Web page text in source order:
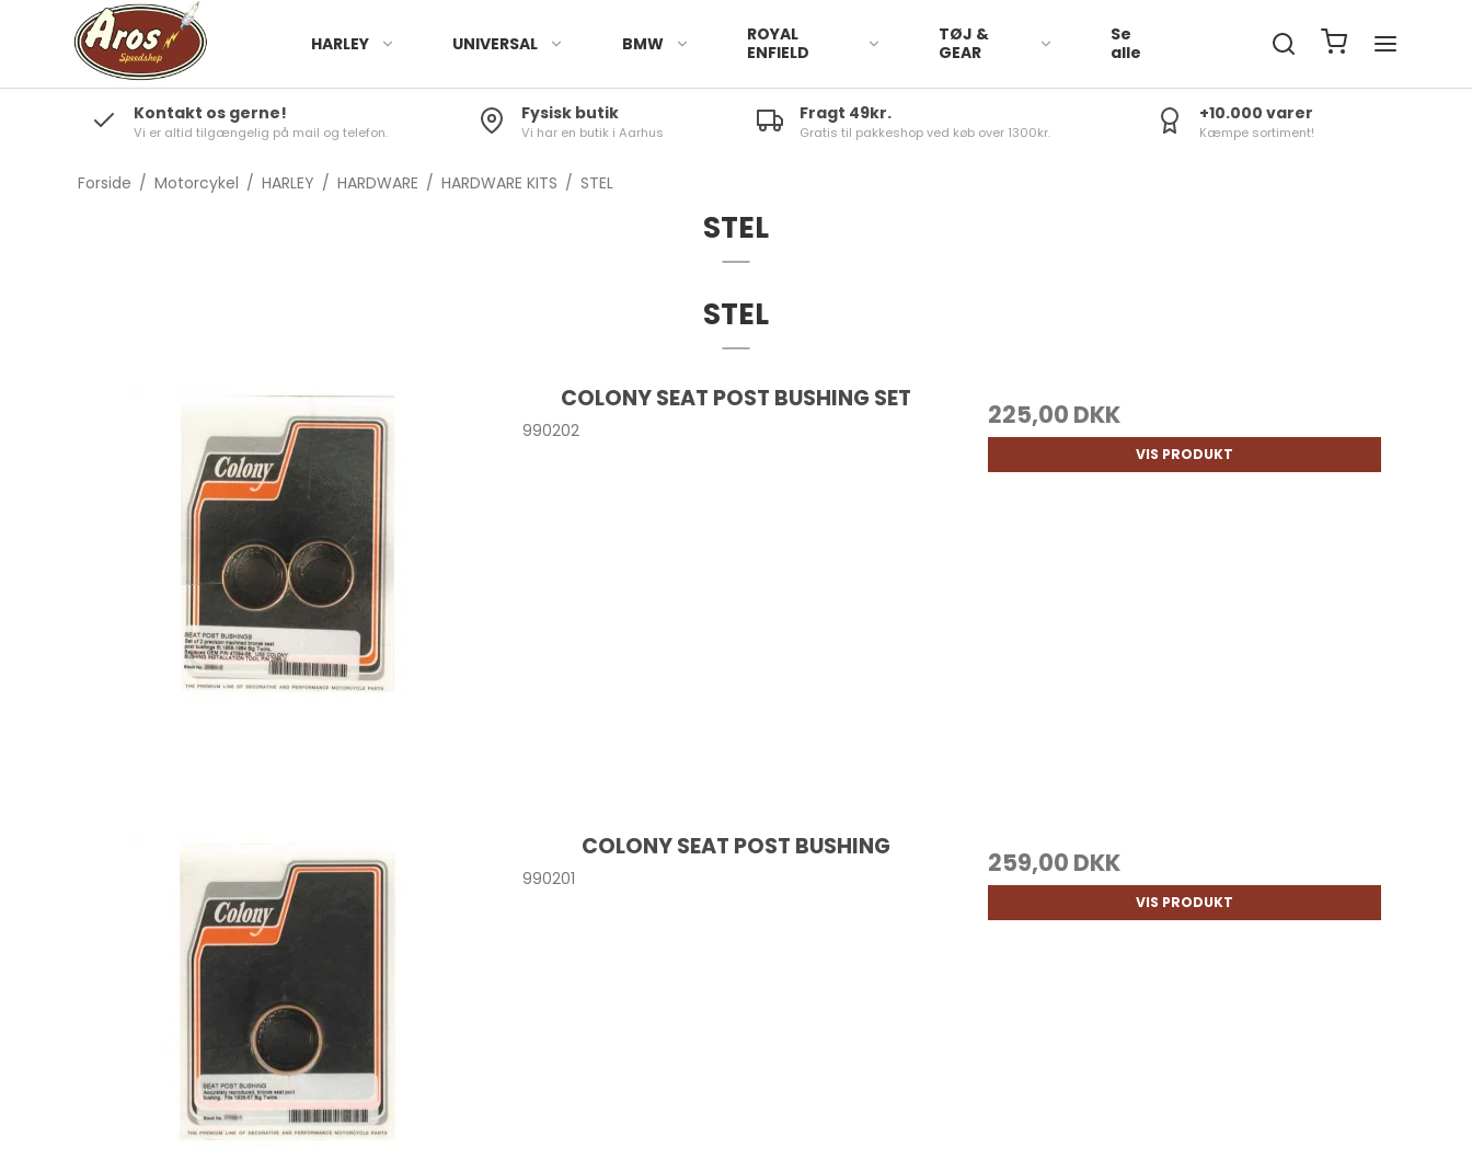
HARLEY UNIVERSAL BMW
ROYAL
ENFIELD
TØJ &
GEAR
Se
alle
Kontakt os gerne!
Vi er altid tilgængelig på mail og telefon.
Fysisk butik
Vi har en butik i Aarhus
Fragt 49kr.
Gratis til pakkeshop ved køb over 1300kr.
+10.000 varer
Kæmpe sortiment!
Forside / Motorcykel / HARLEY / HARDWARE / HARDWARE KITS / STEL
STEL
STEL
COLONY SEAT POST BUSHING SET
990202 225,00 DKK
VIS PRODUKT
COLONY SEAT POST BUSHING
990201 259,00 DKK
VIS PRODUKT